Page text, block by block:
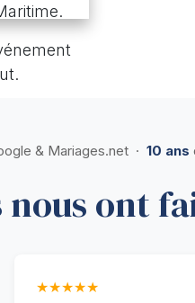
& Mariages.net · 10 ans
nous ont
★★★★★